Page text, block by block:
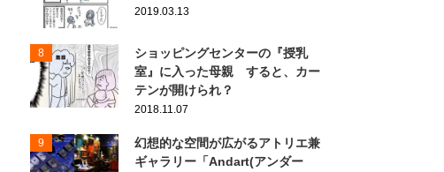
2019.03.13
8
ショッピングセンターの『授乳
室』に入った母親 すると、カー
テンが開けられ？
2018.11.07
9
幻想的な空間が広がるアトリエ兼
ギャラリー「Andart(アンダー